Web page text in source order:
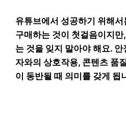
유튜브에서 성공하기 위해
구매하는 것이 첫걸음이지
는 것을 잊지 말아야 해요.
자와의 상호작용, 콘텐츠 품
이 동반될 때 의미를 갖게 됩